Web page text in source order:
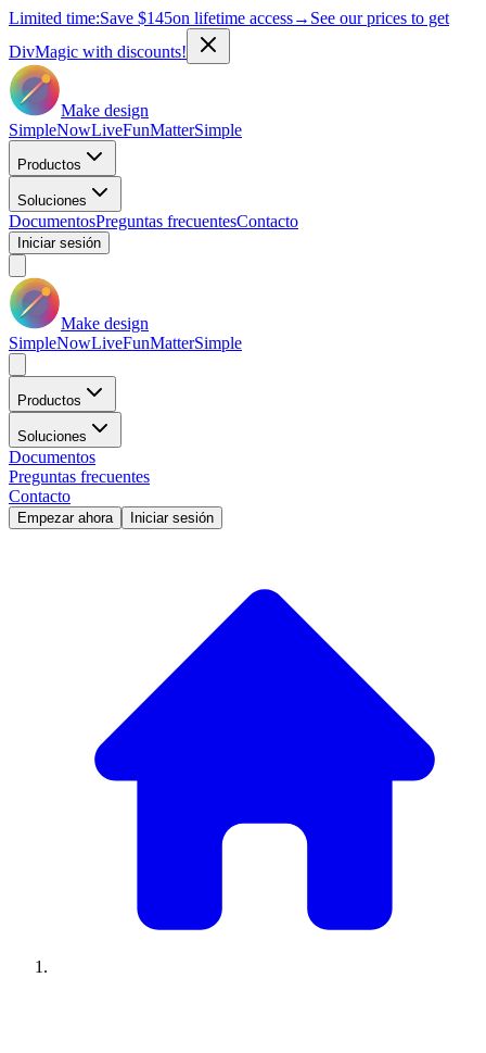
Limited time:Save $145on lifetime access→ See our prices to get
DivMagic with discounts!
Make design
SimpleNowLiveFunMatterSimple
Productos
Soluciones
DocumentosPreguntas frecuentesContacto
Iniciar sesión
Make design
SimpleNowLiveFunMatterSimple
Productos
Soluciones
Documentos
Preguntas frecuentes
Contacto
Empezar ahora Iniciar sesión